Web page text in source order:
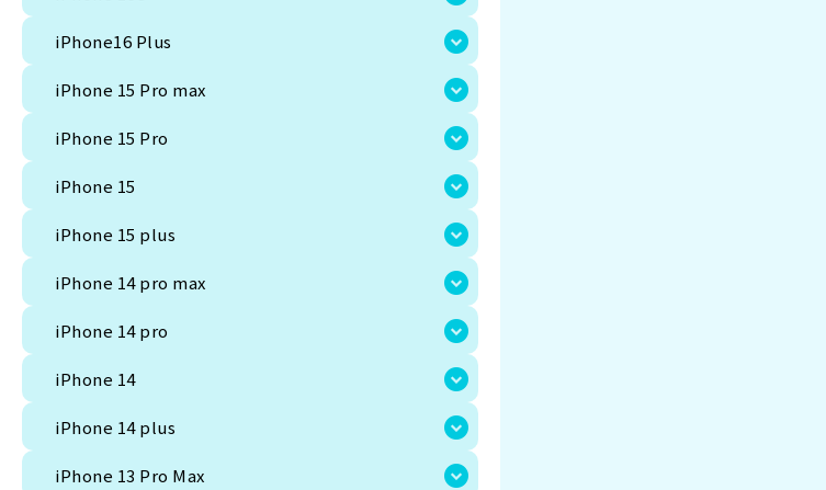
iPhone16 Plus
iPhone 15 Pro max
iPhone 15 Pro
iPhone 15
iPhone 15 plus
iPhone 14 pro max
iPhone 14 pro
iPhone 14
iPhone 14 plus
iPhone 13 Pro Max
iPhone 15 Pro max
iPhone 15 Pro
iPhone 15
iPhone 15 plus
iPhone 14 pro max
iPhone 14 pro
iPhone 14
iPhone 14 plus
iPhone 13 Pro Max
iPhone 13 Pro